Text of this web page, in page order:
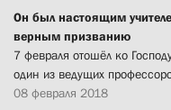
Он был настоящим
верным призванию
7 февраля отошёл ко
один из ведущих
08 февраля 2018